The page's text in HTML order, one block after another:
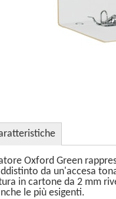
Oxford Green
da un'accesa
in cartone da 2 mm
le più esigenti.